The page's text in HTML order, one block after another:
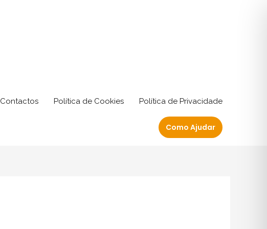
Contactos Política de Cookies Política de Privacidade
Como Ajudar